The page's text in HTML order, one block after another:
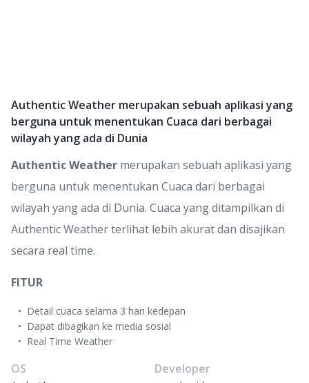
Authentic Weather merupakan sebuah aplikasi yang
berguna untuk menentukan Cuaca dari berbagai
wilayah yang ada di Dunia
Authentic Weather merupakan sebuah aplikasi yang
berguna untuk menentukan Cuaca dari berbagai
wilayah yang ada di Dunia. Cuaca yang ditampilkan di
Authentic Weather terlihat lebih akurat dan disajikan
secara real time.
FITUR
Detail cuaca selama 3 hari kedepan
Dapat dibagikan ke media sosial
Real Time Weather
OS Developer